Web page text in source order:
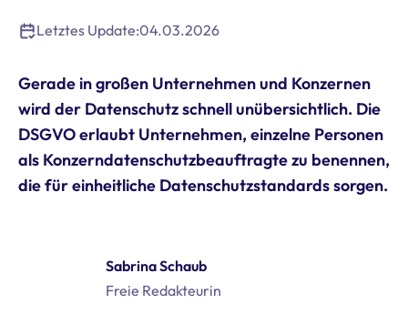
Letztes Update:04.03.2026
Gerade in großen Unternehmen und Konzernen
wird der Datenschutz schnell unübersichtlich. Die
DSGVO erlaubt Unternehmen, einzelne Personen
als Konzerndatenschutzbeauftragte zu benennen,
die für einheitliche Datenschutzstandards sorgen.
Sabrina Schaub
Freie Redakteurin